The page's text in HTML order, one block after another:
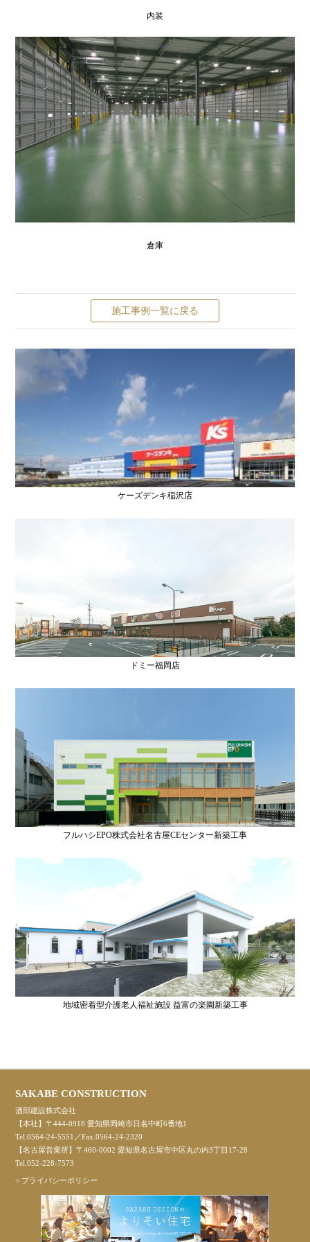
内装
倉庫
施工事例一覧に戻る
ケーズデンキ稲沢店
ドミー福岡店
フルハシEPO株式会社名古屋CEセンター新築工事
地域密着型介護老人福祉施設 益富の楽園新築工事
SAKABE CONSTRUCTION
酒部建設株式会社
【本社】〒444-0918 愛知県岡崎市日名中町6番地1
Tel.0564-24-5551／Fax.0564-24-2320
【名古屋営業所】〒460-0002 愛知県名古屋市中区丸の内3丁目17-28
Tel.052-228-7573
> プライバシーポリシー